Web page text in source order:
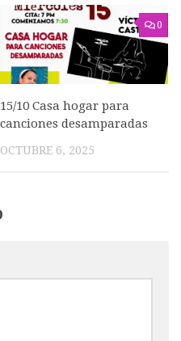
0
15/10 Casa hogar para
canciones desamparadas
OCTUBRE 6, 2025